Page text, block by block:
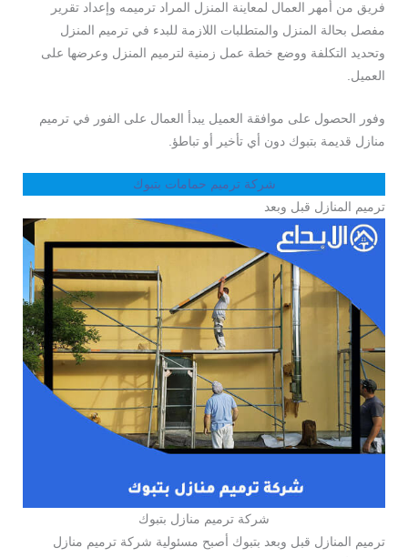
فريق من أمهر العمال لمعاينة المنزل المراد ترميمه وإعداد تقرير
مفصل بحالة المنزل والمتطلبات اللازمة للبدء في ترميم المنزل
وتحديد التكلفة ووضع خطة عمل زمنية لترميم المنزل وعرضها على
العميل.
وفور الحصول على موافقة العميل يبدأ العمال على الفور في ترميم
منازل قديمة بتبوك دون أي تأخير أو تباطؤ.
شركة ترميم حمامات بتبوك
ترميم المنازل قبل وبعد
شركة ترميم منازل بتبوك
ترميم المنازل قبل وبعد بتبوك أصبح مسئولية شركة ترميم منازل